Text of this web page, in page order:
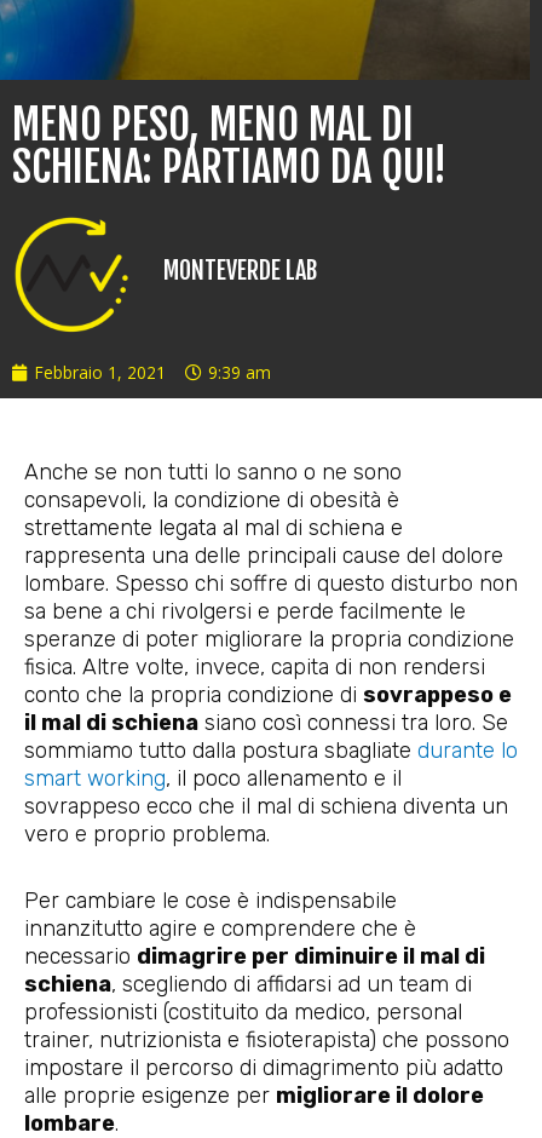
MENO PESO, MENO MAL DI
SCHIENA: PARTIAMO DA QUI!
MONTEVERDE LAB
Febbraio 1, 2021 9:39 am
Anche se non tutti lo sanno o ne sono
consapevoli, la condizione di obesità è
strettamente legata al mal di schiena e
rappresenta una delle principali cause del dolore
lombare. Spesso chi soffre di questo disturbo non
sa bene a chi rivolgersi e perde facilmente le
speranze di poter migliorare la propria condizione
fisica. Altre volte, invece, capita di non rendersi
conto che la propria condizione di sovrappeso e
il mal di schiena siano così connessi tra loro. Se
sommiamo tutto dalla postura sbagliate durante lo
smart working, il poco allenamento e il
sovrappeso ecco che il mal di schiena diventa un
vero e proprio problema.
Per cambiare le cose è indispensabile
innanzitutto agire e comprendere che è
necessario dimagrire per diminuire il mal di
schiena, scegliendo di affidarsi ad un team di
professionisti (costituito da medico, personal
trainer, nutrizionista e fisioterapista) che possono
impostare il percorso di dimagrimento più adatto
alle proprie esigenze per migliorare il dolore
lombare.